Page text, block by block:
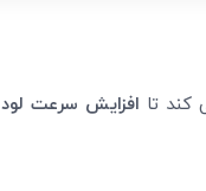
‌کند تا افزایش سرعت لود